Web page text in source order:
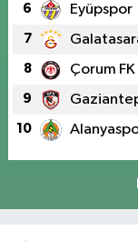
6 Eyüpspor
7
8 Çorum FK
9
10